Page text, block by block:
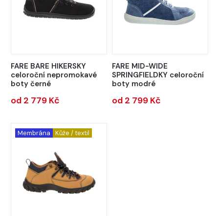
FARE BARE HIKERSKY
celoroční nepromokavé
boty černé
od 2 779 Kč
FARE MID-WIDE
SPRINGFIELDKY celoroční
boty modré
od 2 799 Kč
Membrána Kůže / textil